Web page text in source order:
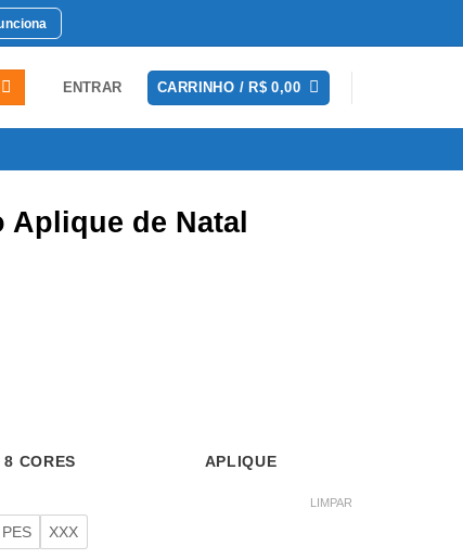
ENTRAR CARRINHO /R$ 0,00
de Natal
PES XXX
LIMPAR